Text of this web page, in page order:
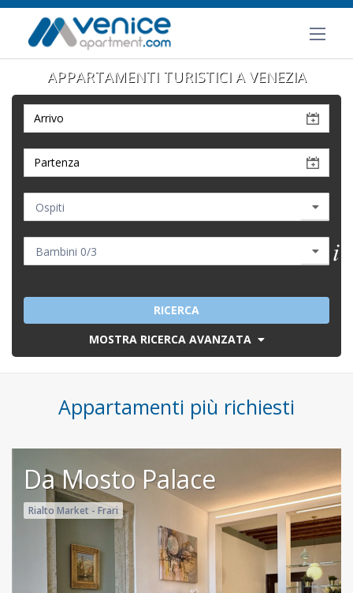
APPARTAMENTI TURISTICI A VENEZIA
RICERCA
MOSTRA RICERCA AVANZATA
Appartamenti più richiesti
Da Mosto Palace
Rialto Market - Frari